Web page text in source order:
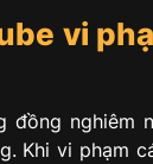
vi
đồng
Khi vi phạm